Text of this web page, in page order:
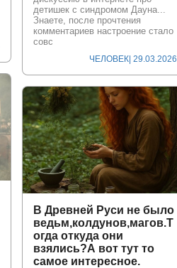
детишек с синдромом Дауна...
Знаете, после прочтения
комментариев настроение стало
совс
ЧЕЛОВЕК| 29.03.2026
В Древней Руси не было
ведьм,колдунов,магов.Т
огда откуда они
взялись?А вот тут то
самое интересное.